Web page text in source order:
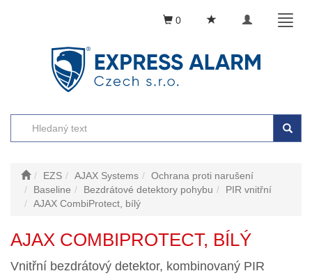
Toggle
0
EZS AJAX Systems
Ochrana proti narušení
Baseline
Bezdrátové detektory pohybu
PIR vnitřní
AJAX CombiProtect, bílý
AJAX COMBIPROTECT, BÍLÝ
Vnitřní bezdrátový detektor, kombinovaný PIR